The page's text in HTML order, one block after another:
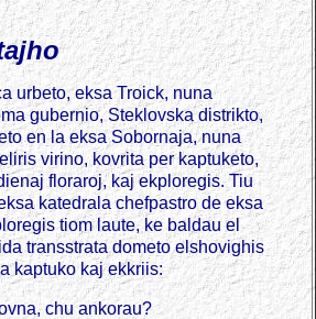
urbeto, eksa Troick, nuna
gubernio, Steklovska distrikto,
en la eksa Sobornaja, nuna
virino, kovrita per kaptuketo,
floraroj, kaj ekploregis. Tiu
katedrala chefpastro de eksa
tiom laute, ke baldau el
transstrata dometo elshovighis
kaptuko kaj ekkriis:
chu ankorau?